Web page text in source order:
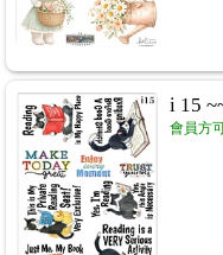
用紙棉紙 ...285
i 15
會員方